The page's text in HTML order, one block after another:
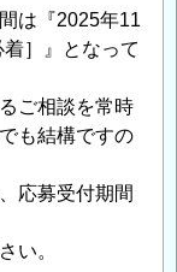
は『2025年11
］』となって
ご相談を常時
も結構ですの
応募受付期間
い。